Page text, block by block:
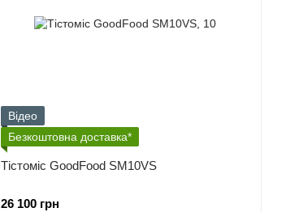
Відео
Безкоштовна доставка*
Тістоміс GoodFood SM10VS
26 100 грн